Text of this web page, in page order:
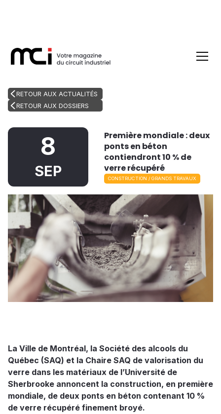
RETOUR AUX ACTUALITÉS
RETOUR AUX DOSSIERS
8
SEP
Première mondiale : deux
ponts en béton
contiendront 10 % de
verre récupéré
CONSTRUCTION / GRANDS TRAVAUX
La Ville de Montréal, la Société des alcools du
Québec (SAQ) et la Chaire SAQ de valorisation du
verre dans les matériaux de l’Université de
Sherbrooke annoncent la construction, en première
mondiale, de deux ponts en béton contenant 10 %
de verre récupéré finement broyé.